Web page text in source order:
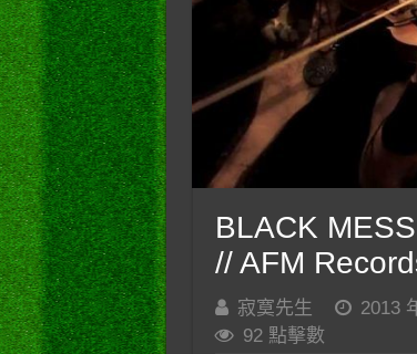
BLACK
// AFM
寂寞先生 2013
92 點擊數